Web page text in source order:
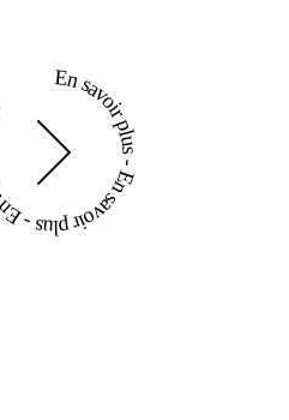
savoir plus - En savoir plus -